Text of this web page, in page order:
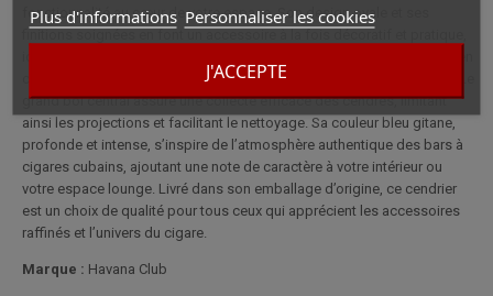
Plus d'informations Personnaliser les cookies
J'ACCEPTE
fonctionnalité au cœur de votre espace. Son design ovale et ses
céramique, il offre une robustesse appréciée et un toucher agréable. Le
grand bol central assure une collecte efficace des cendres, limitant
ainsi les projections et facilitant le nettoyage. Sa couleur bleu gitane,
profonde et intense, s’inspire de l’atmosphère authentique des bars à
cigares cubains, ajoutant une note de caractère à votre intérieur ou
votre espace lounge. Livré dans son emballage d’origine, ce cendrier
est un choix de qualité pour tous ceux qui apprécient les accessoires
raffinés et l’univers du cigare.
Marque : Havana Club